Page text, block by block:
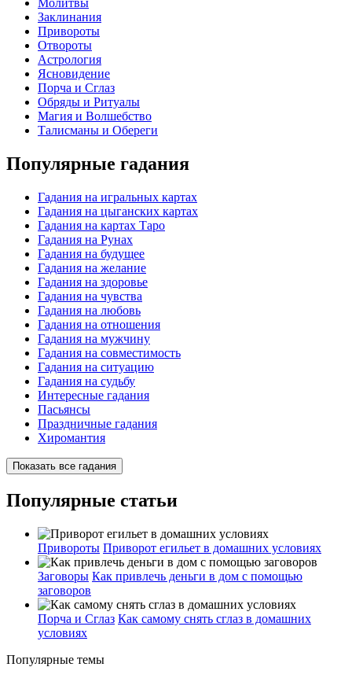
Заклинания
Привороты
Отвороты
Астрология
Ясновидение
Порча и Сглаз
Обряды и Ритуалы
Магия и Волшебство
Талисманы и Обереги
Популярные гадания
Гадания на игральных картах
Гадания на цыганских картах
Гадания на картах Таро
Гадания на Рунах
Гадания на будущее
Гадания на желание
Гадания на здоровье
Гадания на чувства
Гадания на любовь
Гадания на отношения
Гадания на мужчину
Гадания на совместимость
Гадания на ситуацию
Гадания на судьбу
Интересные гадания
Пасьянсы
Праздничные гадания
Хиромантия
Показать все гадания
Популярные статьи
Привороты Приворот егильет в домашних условиях
Заговоры Как привлечь деньги в дом с помощью
заговоров
Порча и Сглаз Как самому снять сглаз в домашних
условиях
Популярные темы